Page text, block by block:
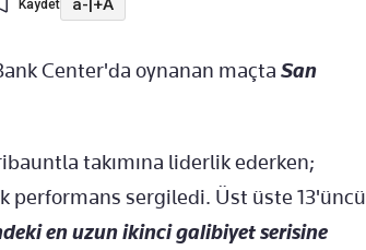
Kaydet a-|+A
Center'da oynanan maçta San
ribauntla takımına liderlik ederken;
performans sergiledi. Üst üste 13'üncü
en uzun ikinci galibiyet serisine